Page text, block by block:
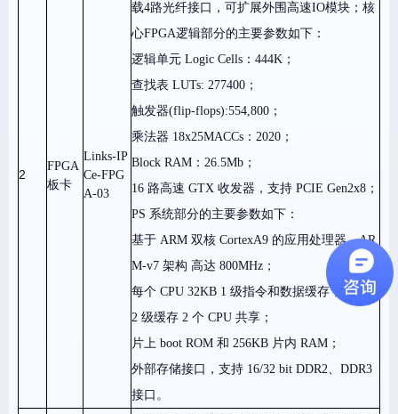
2
FPGA
板卡
Links-IP
Ce-FPG
A-03
载4路光纤接口，可扩展外围高速IO模块；核
心FPGA逻辑部分的主要参数如下：
逻辑单元 Logic Cells：444K；
查找表 LUTs: 277400；
触发器(flip-flops):554,800；
乘法器 18x25MACCs：2020；
Block RAM：26.5Mb；
16 路高速 GTX 收发器，支持 PCIE Gen2x8；
PS 系统部分的主要参数如下：
基于 ARM 双核 CortexA9 的应用处理器，AR
M-v7 架构 高达 800MHz；
每个 CPU 32KB 1 级指令和数据缓存，512KB
2 级缓存 2 个 CPU 共享；
片上 boot ROM 和 256KB 片内 RAM；
外部存储接口，支持 16/32 bit DDR2、DDR3
接口。